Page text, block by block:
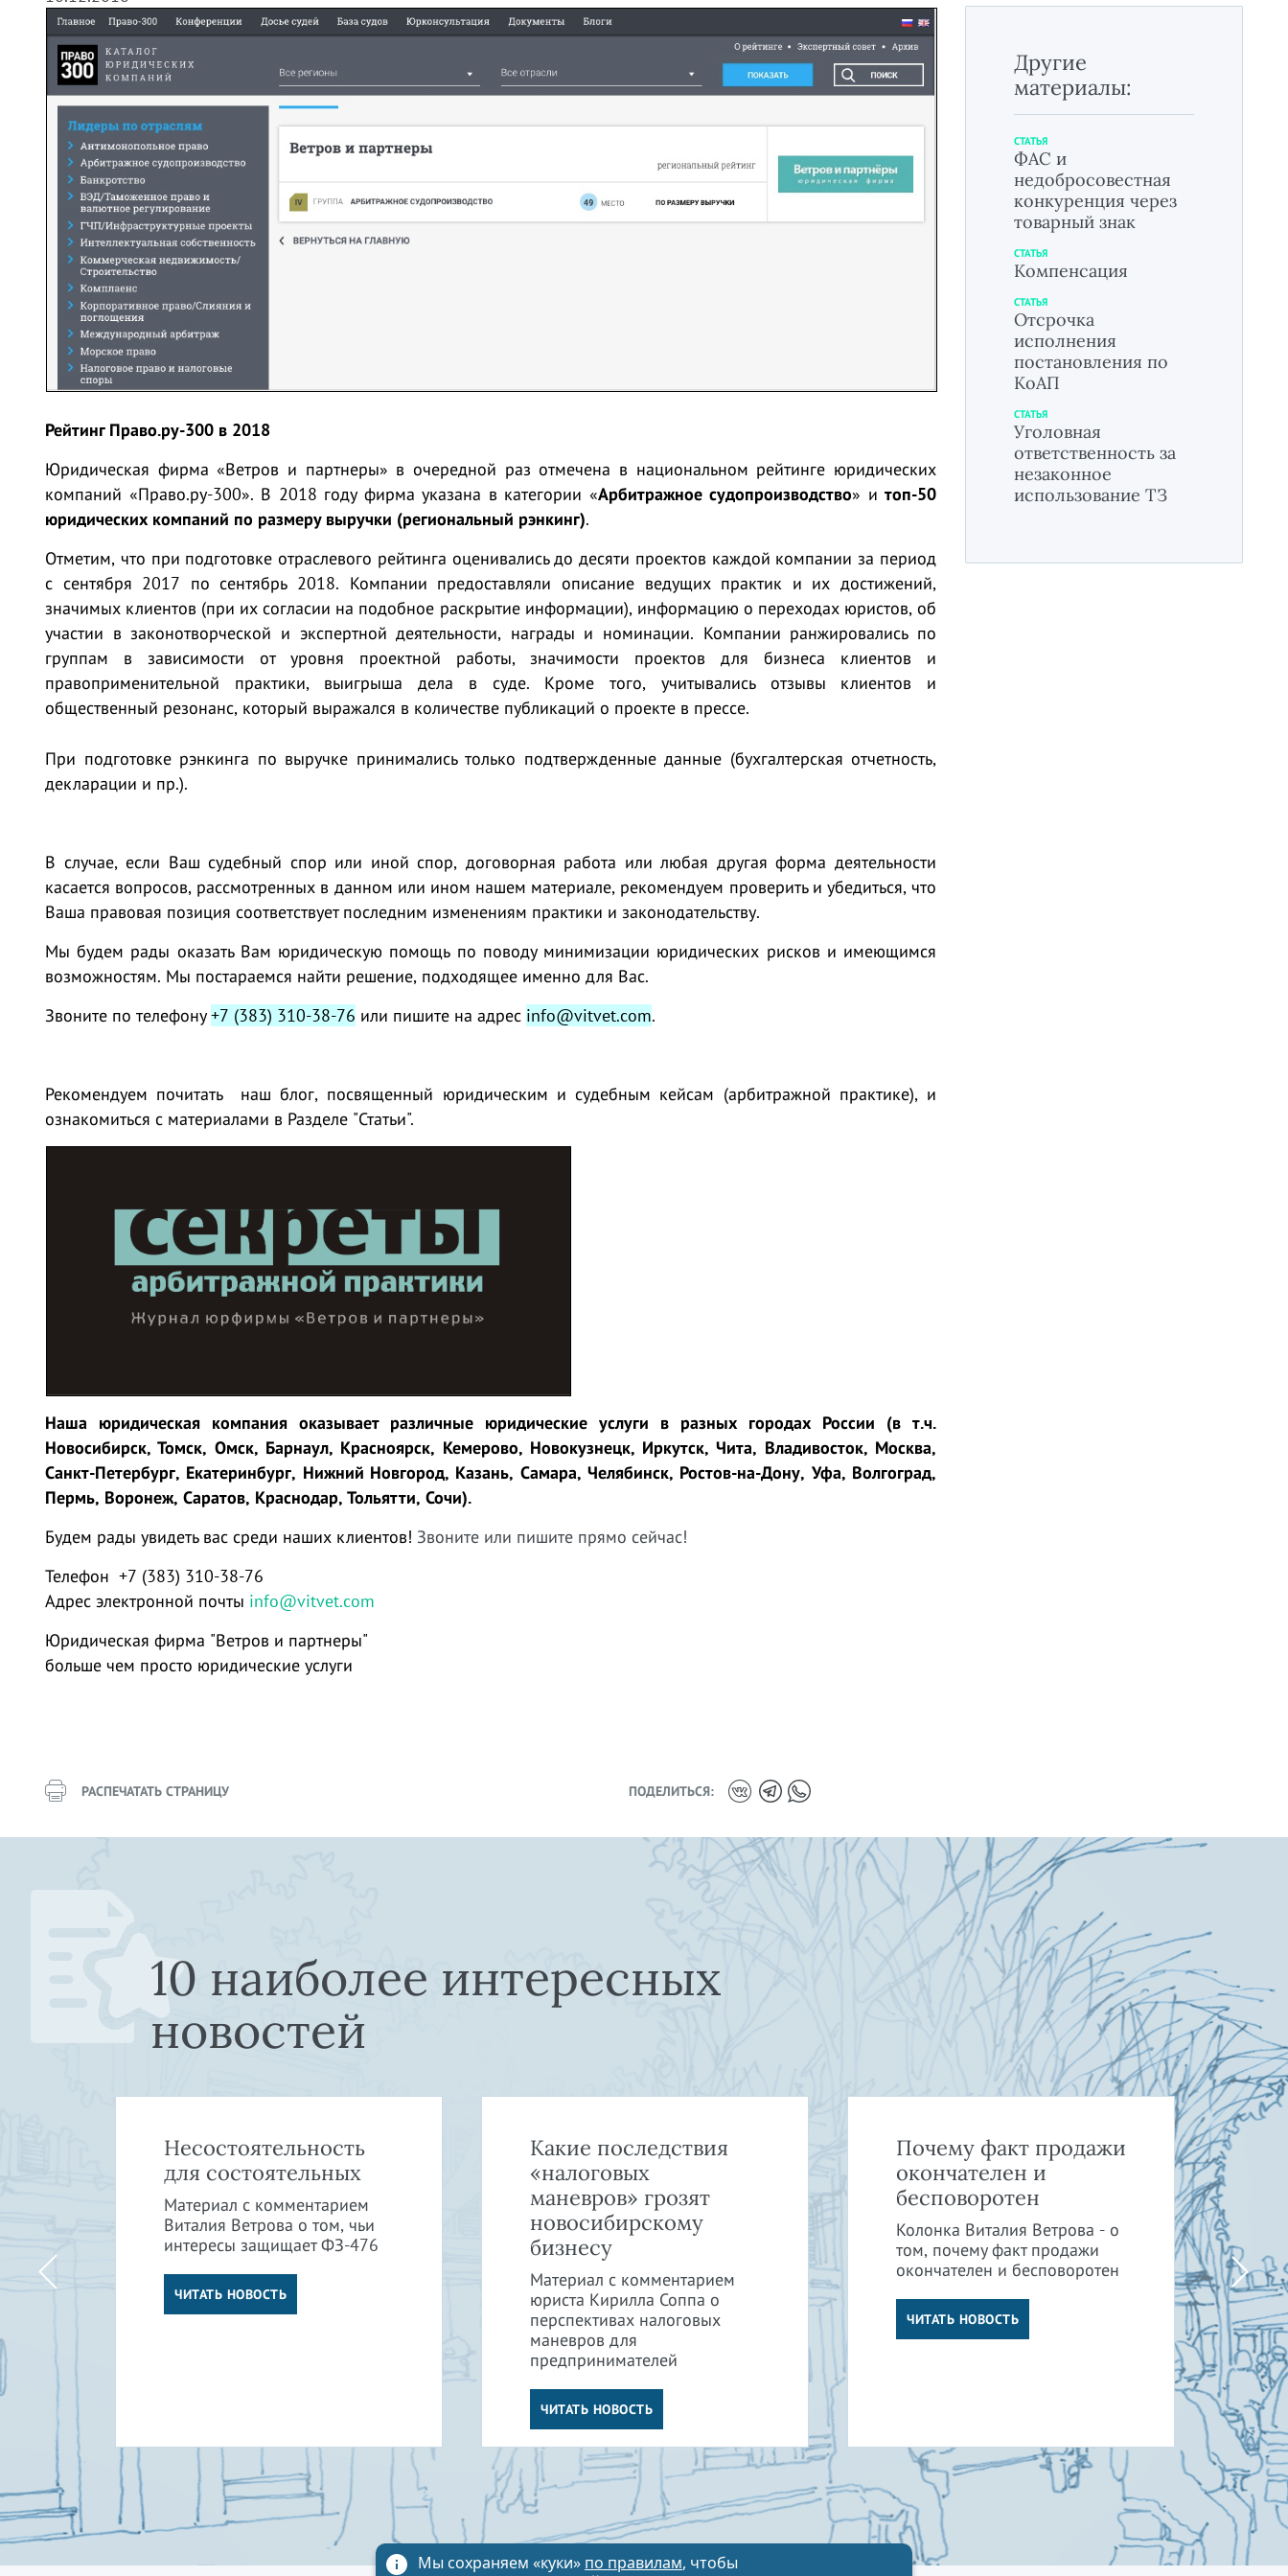
Рейтинг Право.ру-300 в 2018
Юридическая фирма «Ветров и партнеры» в очередной раз отмечена в национальном рейтинге юридических
компаний «Право.ру-300». В 2018 году фирма указана в категории «Арбитражное судопроизводство» и топ-50
юридических компаний по размеру выручки (региональный рэнкинг).
Отметим, что при подготовке отраслевого рейтинга оценивались до десяти проектов каждой компании за период
с сентября 2017 по сентябрь 2018. Компании предоставляли описание ведущих практик и их достижений,
значимых клиентов (при их согласии на подобное раскрытие информации), информацию о переходах юристов, об
участии в законотворческой и экспертной деятельности, награды и номинации. Компании ранжировались по
группам в зависимости от уровня проектной работы, значимости проектов для бизнеса клиентов и
правоприменительной практики, выигрыша дела в суде. Кроме того, учитывались отзывы клиентов и
общественный резонанс, который выражался в количестве публикаций о проекте в прессе.
При подготовке рэнкинга по выручке принимались только подтвержденные данные (бухгалтерская отчетность,
декларации и пр.).
В случае, если Ваш судебный спор или иной спор, договорная работа или любая другая форма деятельности
касается вопросов, рассмотренных в данном или ином нашем материале, рекомендуем проверить и убедиться, что
Ваша правовая позиция соответствует последним изменениям практики и законодательству.
Мы будем рады оказать Вам юридическую помощь по поводу минимизации юридических рисков и имеющимся
возможностям. Мы постараемся найти решение, подходящее именно для Вас.
Звоните по телефону+7 (383) 310-38-76 или пишите на адрес info@vitvet.com.
Рекомендуем почитать наш блог, посвященный юридическим и судебным кейсам (арбитражной практике), и
ознакомиться с материалами в Разделе "Статьи".
Наша юридическая компания оказывает различные юридические услуги в разных городах России (в т.ч.
Новосибирск, Томск, Омск, Барнаул, Красноярск, Кемерово, Новокузнецк, Иркутск, Чита, Владивосток, Москва,
Санкт-Петербург, Екатеринбург, Нижний Новгород, Казань, Самара, Челябинск, Ростов-на-Дону, Уфа, Волгоград,
Пермь, Воронеж, Саратов, Краснодар, Тольятти, Сочи).
Будем рады увидеть вас среди наших клиентов! Звоните или пишите прямо сейчас!
Телефон +7 (383) 310-38-76
Адрес электронной почты info@vitvet.com
Юридическая фирма "Ветров и партнеры"
больше чем просто юридические услуги
РАСПЕЧАТАТЬ СТРАНИЦУ ПОДЕЛИТЬСЯ:
Другие
материалы:
СТАТЬЯ
ФАС и
недобросовестная
конкуренция через
товарный знак
СТАТЬЯ
Компенсация
СТАТЬЯ
Отсрочка
исполнения
постановления по
КоАП
СТАТЬЯ
Уголовная
ответственность за
незаконное
использование ТЗ
10 наиболее интересных
новостей
Несостоятельность
для состоятельных
Материал с комментарием
Виталия Ветрова о том, чьи
интересы защищает ФЗ-476
ЧИТАТЬ НОВОСТЬ
Какие последствия
«налоговых
маневров» грозят
новосибирскому
бизнесу
Материал с комментарием
юриста Кирилла Соппа о
перспективах налоговых
маневров для
предпринимателей
ЧИТАТЬ НОВОСТЬ
Почему факт продажи
окончателен и
бесповоротен
Колонка Виталия Ветрова - о
том, почему факт продажи
окончателен и бесповоротен
ЧИТАТЬ НОВОСТЬ
от
Мы сохраняем «куки» по правилам, чтобы